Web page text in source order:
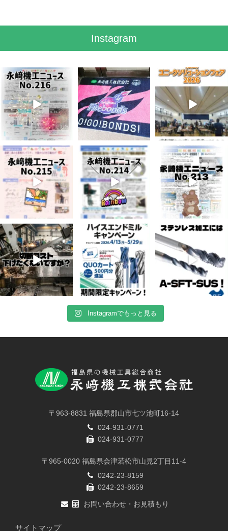
Instagram
8月 7
3 0
7月 28
7 0
7月 27
6
7月 3
5 0
6月 3
8 0
5月 13
5 0
4月 20
10 0
4月 16
10 0
4月 13
Instagramでもっと見る
〒963-8831 福島県郡山市七ツ池町16-14
024-931-0771
024-931-0777
〒965-0020 福島県会津若松市山見2丁目11-4
0242-23-8159
0242-23-8659
お問い合わせ・お見積もり
サイトマップ